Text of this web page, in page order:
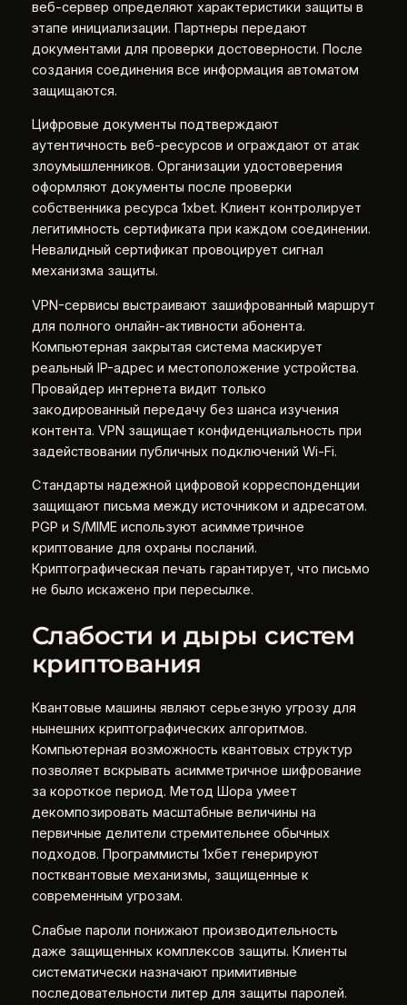
веб-сервер определяют характеристики защиты в
этапе инициализации. Партнеры передают
документами для проверки достоверности. После
создания соединения все информация автоматом
защищаются.
Цифровые документы подтверждают
аутентичность веб-ресурсов и ограждают от атак
злоумышленников. Организации удостоверения
оформляют документы после проверки
собственника ресурса 1xbet. Клиент контролирует
легитимность сертификата при каждом соединении.
Невалидный сертификат провоцирует сигнал
механизма защиты.
VPN-сервисы выстраивают зашифрованный маршрут
для полного онлайн-активности абонента.
Компьютерная закрытая система маскирует
реальный IP-адрес и местоположение устройства.
Провайдер интернета видит только
закодированный передачу без шанса изучения
контента. VPN защищает конфиденциальность при
задействовании публичных подключений Wi-Fi.
Стандарты надежной цифровой корреспонденции
защищают письма между источником и адресатом.
PGP и S/MIME используют асимметричное
криптование для охраны посланий.
Криптографическая печать гарантирует, что письмо
не было искажено при пересылке.
Слабости и дыры систем
криптования
Квантовые машины являют серьезную угрозу для
нынешних криптографических алгоритмов.
Компьютерная возможность квантовых структур
позволяет вскрывать асимметричное шифрование
за короткое период. Метод Шора умеет
декомпозировать масштабные величины на
первичные делители стремительнее обычных
подходов. Программисты 1хбет генерируют
постквантовые механизмы, защищенные к
современным угрозам.
Слабые пароли понижают производительность
даже защищенных комплексов защиты. Клиенты
систематически назначают примитивные
последовательности литер для защиты паролей.